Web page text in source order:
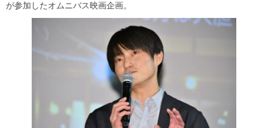
が参加したオムニバス映画企画。